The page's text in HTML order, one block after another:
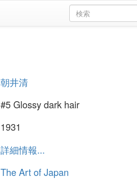
朝井清
#5 Glossy dark hair
1931
詳細情報...
The Art of Japan